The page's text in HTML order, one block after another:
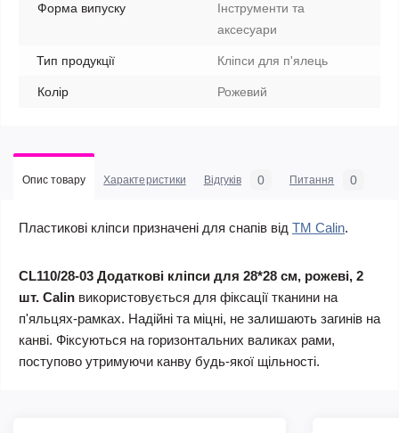
Форма випуску
Інструменти та
аксесуари
Тип продукції Кліпси для п'ялець
Колір Рожевий
Опис товару Характеристики Відгуків 0 Питання 0
Пластикові кліпси призначені для снапів від ТМ Calin.
CL110/28-03 Додаткові кліпси для 28*28 см, рожеві, 2
шт. Calin використовується для фіксації тканини на
п'яльцях-рамках. Надійні та міцні, не залишають загинів на
канві. Фіксуються на горизонтальних валиках рами,
поступово утримуючи канву будь-якої щільності.